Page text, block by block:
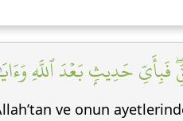
حَدِيثِۭ بَعۡدَ ٱللَّهِ
ve onun